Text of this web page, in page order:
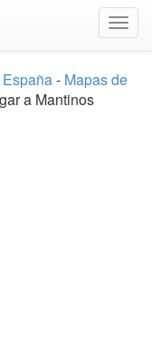
- Mapas de
a Mantinos